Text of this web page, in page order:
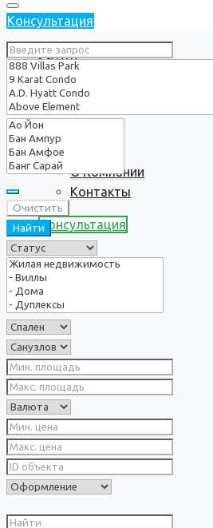
Услуги
О нас
О Компании
Контакты
Консультация
Консультация
Очистить
Найти